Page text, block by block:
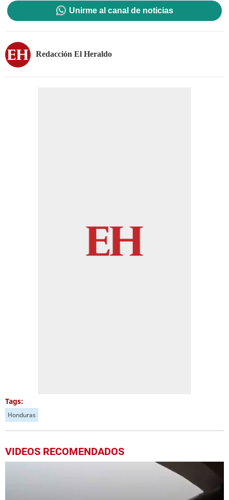
Unirme al canal de noticias
Redacción El Heraldo
Tags:
Honduras
VIDEOS RECOMENDADOS